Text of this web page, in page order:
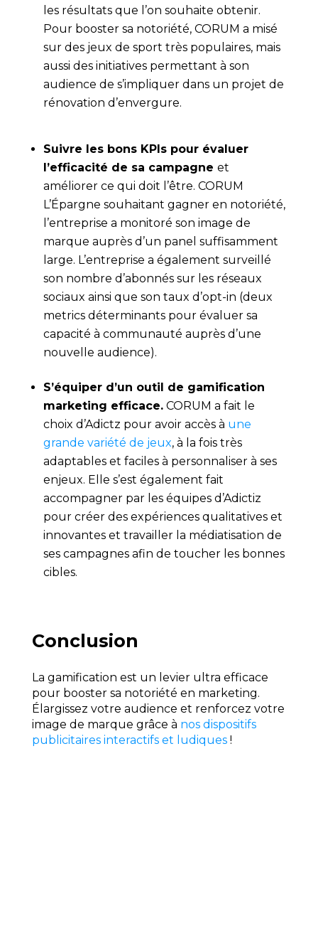
les résultats que l’on souhaite obtenir.
Pour booster sa notoriété, CORUM a misé
sur des jeux de sport très populaires, mais
aussi des initiatives permettant à son
audience de s’impliquer dans un projet de
rénovation d’envergure.
Suivre les bons KPIs pour évaluer
l’efficacité de sa campagne et
améliorer ce qui doit l’être. CORUM
L’Épargne souhaitant gagner en notoriété,
l’entreprise a monitoré son image de
marque auprès d’un panel suffisamment
large. L’entreprise a également surveillé
son nombre d’abonnés sur les réseaux
sociaux ainsi que son taux d’opt-in (deux
metrics déterminants pour évaluer sa
capacité à communauté auprès d’une
nouvelle audience).
S’équiper d’un outil de gamification
marketing efficace. CORUM a fait le
choix d’Adictz pour avoir accès à une
grande variété de jeux, à la fois très
adaptables et faciles à personnaliser à ses
enjeux. Elle s’est également fait
accompagner par les équipes d’Adictiz
pour créer des expériences qualitatives et
innovantes et travailler la médiatisation de
ses campagnes afin de toucher les bonnes
cibles.
Conclusion
La gamification est un levier ultra efficace
pour booster sa notoriété en marketing.
Élargissez votre audience et renforcez votre
image de marque grâce à nos dispositifs
publicitaires interactifs et ludiques!